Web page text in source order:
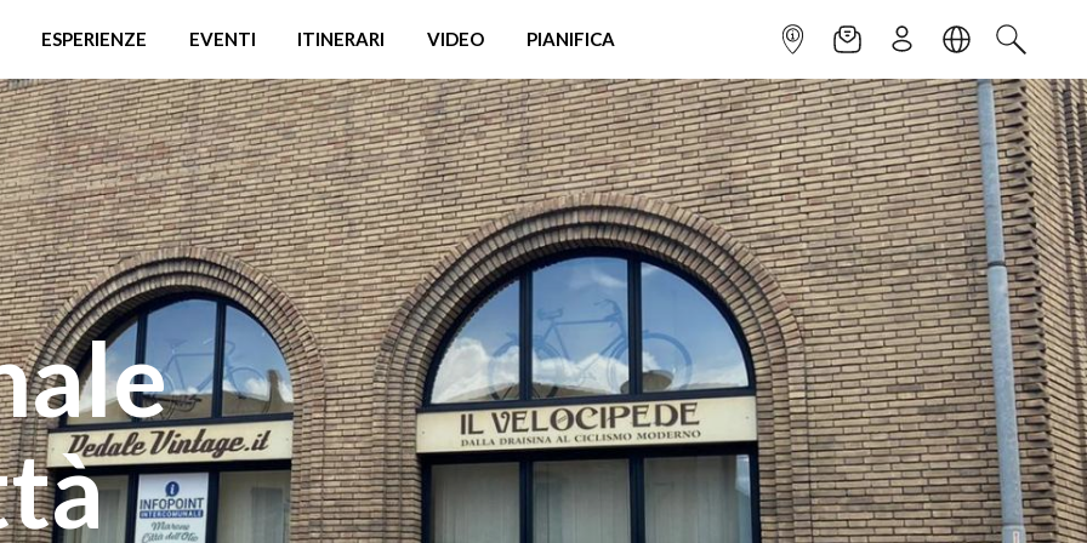
ESPERIENZE EVENTI ITINERARI VIDEO PIANIFICA INFOPOINTNEWSLETTER
ISCRIVITILINGUACERCA